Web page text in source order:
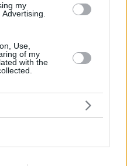
my
Use,
of my
with the
Επόμενη
Τύπος Θεσσαλονίκης